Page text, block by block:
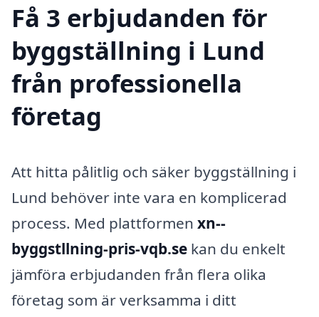
Få 3 erbjudanden för
byggställning i Lund
från professionella
företag
Att hitta pålitlig och säker byggställning i
Lund behöver inte vara en komplicerad
process. Med plattformen xn--
byggstllning-pris-vqb.se kan du enkelt
jämföra erbjudanden från flera olika
företag som är verksamma i ditt